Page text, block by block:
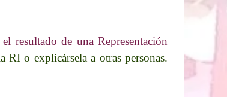
resultado de una Representación
RI o explicársela a otras personas.